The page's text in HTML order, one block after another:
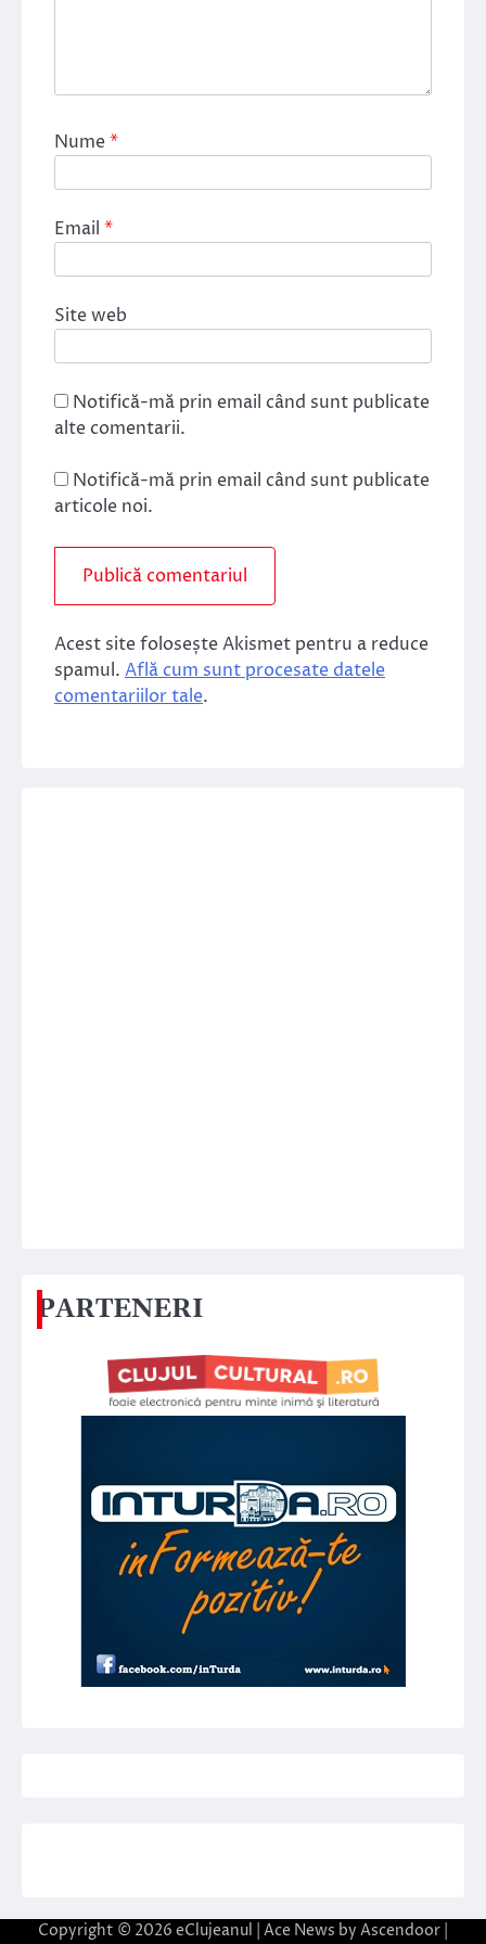
Nume*
Email *
Site web
Notifică-mă prin email când sunt publicate
alte comentarii.
Notifică-mă prin email când sunt publicate
articole noi.
Acest site folosește Akismet pentru a reduce
spamul. Află cum sunt procesate datele
comentariilor tale.
PARTENERI
Copyright © 2026 eClujeanul | Ace News by Ascendoor